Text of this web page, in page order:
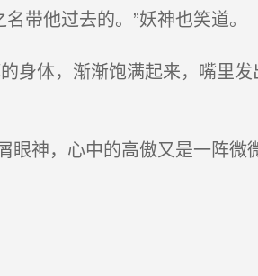
带他过去的。”妖神也笑道。
身体，渐渐饱满起来，嘴里发
眼神，心中的高傲又是一阵微